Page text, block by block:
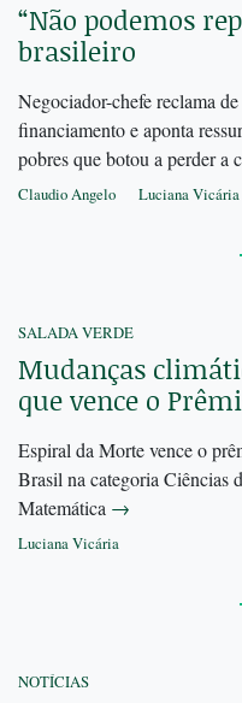
“Não podemos
brasileiro
Negociador-chefe reclama
financiamento e aponta
pobres que botou a perder a
Claudio Angelo Luciana Vicária
SALADA VERDE
Mudanças
que vence o
Espiral da Morte vence o
Brasil na categoria Ciências
Matemática →
Luciana Vicária
NOTÍCIAS